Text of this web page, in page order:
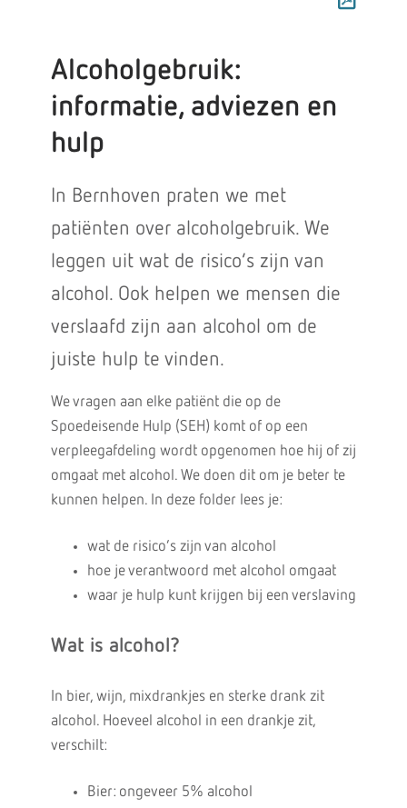
Alcoholgebruik:
informatie, adviezen en
hulp
In Bernhoven praten we met
patiënten over alcoholgebruik. We
leggen uit wat de risico’s zijn van
alcohol. Ook helpen we mensen die
verslaafd zijn aan alcohol om de
juiste hulp te vinden.
We vragen aan elke patiënt die op de
Spoedeisende Hulp (SEH) komt of op een
verpleegafdeling wordt opgenomen hoe hij of zij
omgaat met alcohol. We doen dit om je beter te
kunnen helpen. In deze folder lees je:
wat de risico’s zijn van alcohol
hoe je verantwoord met alcohol omgaat
waar je hulp kunt krijgen bij een verslaving
Wat is alcohol?
In bier, wijn, mixdrankjes en sterke drank zit
alcohol. Hoeveel alcohol in een drankje zit,
verschilt:
Bier: ongeveer 5% alcohol